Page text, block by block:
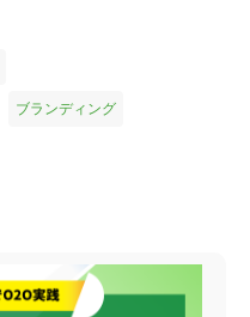
ブランディング